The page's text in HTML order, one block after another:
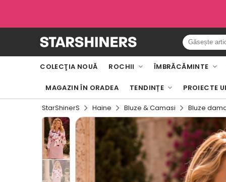
COLECŢIA NOUĂ ROCHII ÎMBRĂCĂMINTE
MAGAZIN ÎN ORADEA TENDINȚE PROIECTE
StarShinerS Haine Bluze & Camasi Bluze